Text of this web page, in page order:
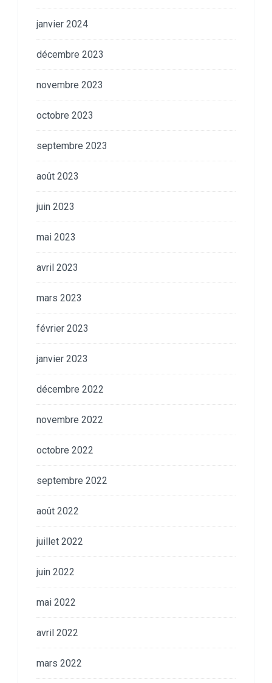
janvier 2024
décembre 2023
novembre 2023
octobre 2023
septembre 2023
août 2023
juin 2023
mai 2023
avril 2023
mars 2023
février 2023
janvier 2023
décembre 2022
novembre 2022
octobre 2022
septembre 2022
août 2022
juillet 2022
juin 2022
mai 2022
avril 2022
mars 2022